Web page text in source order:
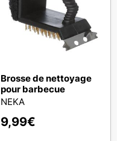
Brosse de nettoyage
pour barbecue
NEKA
9,99€